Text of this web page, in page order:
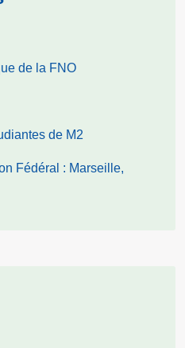
de la FNO
de M2
Fédéral : Marseille,